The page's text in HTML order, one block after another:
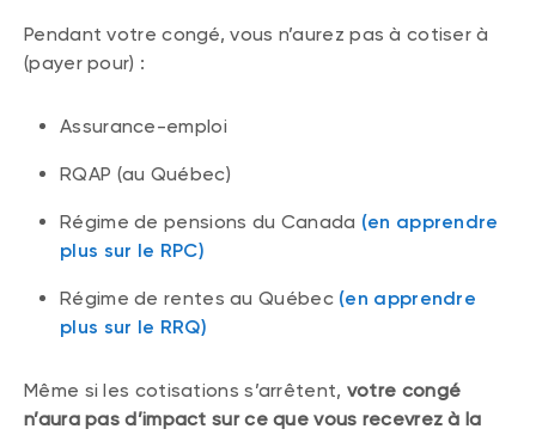
Pendant votre congé, vous n’aurez pas à cotiser à
(payer pour) :
Assurance-emploi
RQAP (au Québec)
Régime de pensions du Canada (en apprendre
plus sur le RPC)
Régime de rentes au Québec (en apprendre
plus sur le RRQ)
Même si les cotisations s’arrêtent, votre congé
n’aura pas d’impact sur ce que vous recevrez à la